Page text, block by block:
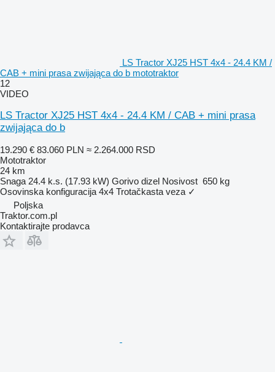
LS Tractor XJ25 HST 4x4 - 24.4 KM /
CAB + mini prasa zwijająca do b mototraktor
12
VIDEO
LS Tractor XJ25 HST 4x4 - 24.4 KM / CAB + mini prasa
zwijająca do b
19.290 € 83.060 PLN ≈ 2.264.000 RSD
Mototraktor
24 km
Snaga 24.4 k.s. (17.93 kW) Gorivo dizel Nosivost 650 kg
Osovinska konfiguracija 4x4 Trotačkasta veza ✓
Poljska
Traktor.com.pl
Kontaktirajte prodavca